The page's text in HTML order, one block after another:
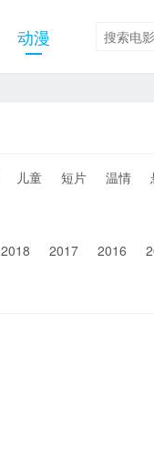
动漫
儿童 短片 温情
2018 2017 2016